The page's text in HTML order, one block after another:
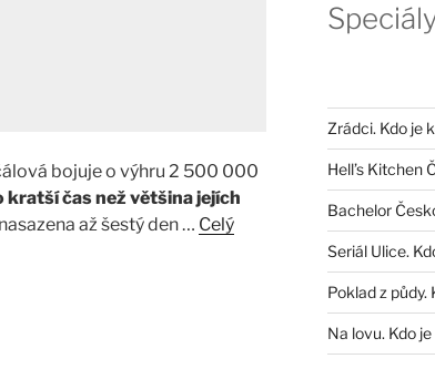
bojuje o výhru 2 500 000
kratší čas než většina jejích
až šestý den … Celý
Zrádci. Kdo je
Hell’s Kitchen
Bachelor
Seriál Ulice.
Poklad z půdy.
Na lovu. Kdo